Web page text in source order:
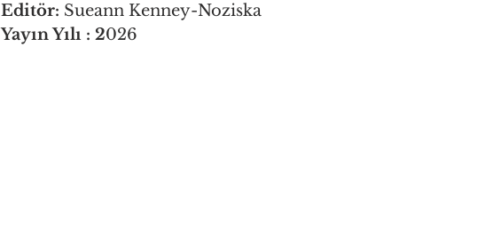
Editör: Sueann Kenney-Noziska
Yayın Yılı : 2026